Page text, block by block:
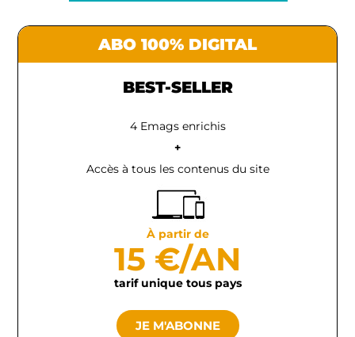
ABO 100% DIGITAL
BEST-SELLER
4 Emags enrichis
+
Accès à tous les contenus du site
À partir de
15 €/AN
tarif unique tous pays
JE M'ABONNE